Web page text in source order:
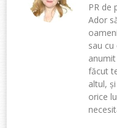
PR de
Ador
sau
făcut
altul,
orice